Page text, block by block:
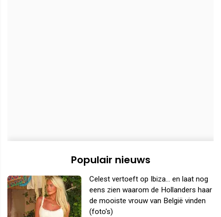
Populair nieuws
Celest vertoeft op Ibiza... en laat nog
eens zien waarom de Hollanders haar
de mooiste vrouw van België vinden
(foto's)